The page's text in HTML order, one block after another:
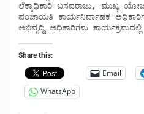
ಲೆಕ್ಕಾಧಿಕಾರಿ ಬಸವರಾಜು, ಮುಖ್ಯ
ಪಂಚಾಯತಿ ಕಾರ್ಯನಿರ್ವಾಹಕ
ಅಭಿವೃದ್ಧಿ ಅಧಿಕಾರಿಗಳು ಕಾರ್ಯಕ್ರಮದಲ್ಲಿ
Share this:
Email
WhatsApp